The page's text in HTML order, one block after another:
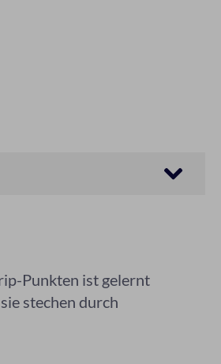
Punkten ist gelernt
stechen durch